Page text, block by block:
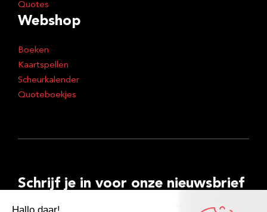
Quotes
Webshop
Boeken
Kaartspellen
Scheurkalender
Quoteboekjes
Schrijf je in voor onze nieuwsbrief